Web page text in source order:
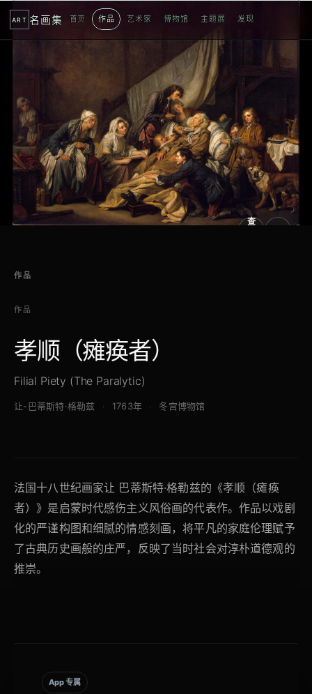
ART 名画集 首页 作品 艺术家 博物馆 主题展 发现
查
作品
作品
孝顺（瘫痪者）
Filial Piety (The Paralytic)
让-巴蒂斯特·格勒兹 1763年 冬宫博物馆
法国十八世纪画家让 巴蒂斯特·格勒兹的《孝顺（瘫痪
者）》是启蒙时代感伤主义风俗画的代表作。作品以戏剧
化的严谨构图和细腻的情感刻画，将平凡的家庭伦理赋予
了古典历史画般的庄严，反映了当时社会对淳朴道德观的
推崇。
App 专属